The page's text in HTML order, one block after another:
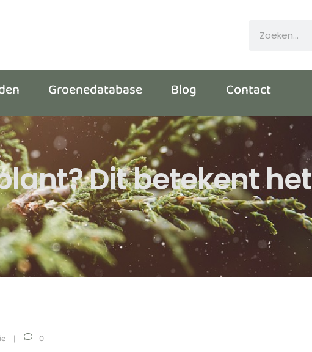
Groenedatabase Blog Contact
Dit betekent het
0